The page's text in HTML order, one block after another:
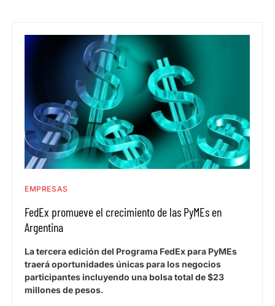
EMPRESAS
FedEx promueve el crecimiento de las PyMEs en
Argentina
La tercera edición del Programa FedEx para PyMEs
traerá oportunidades únicas para los negocios
participantes incluyendo una bolsa total de $23
millones de pesos.